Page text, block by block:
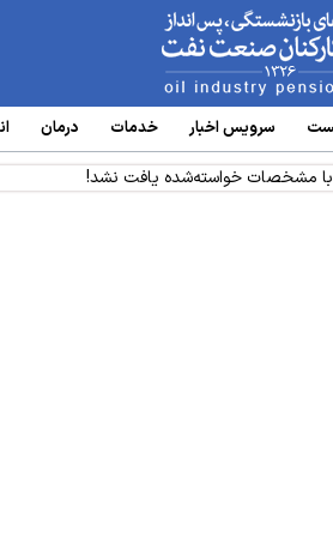
سرویس‌ اخبار خدمات درمان
مشخصات خواسته‌شده یافت نشد!